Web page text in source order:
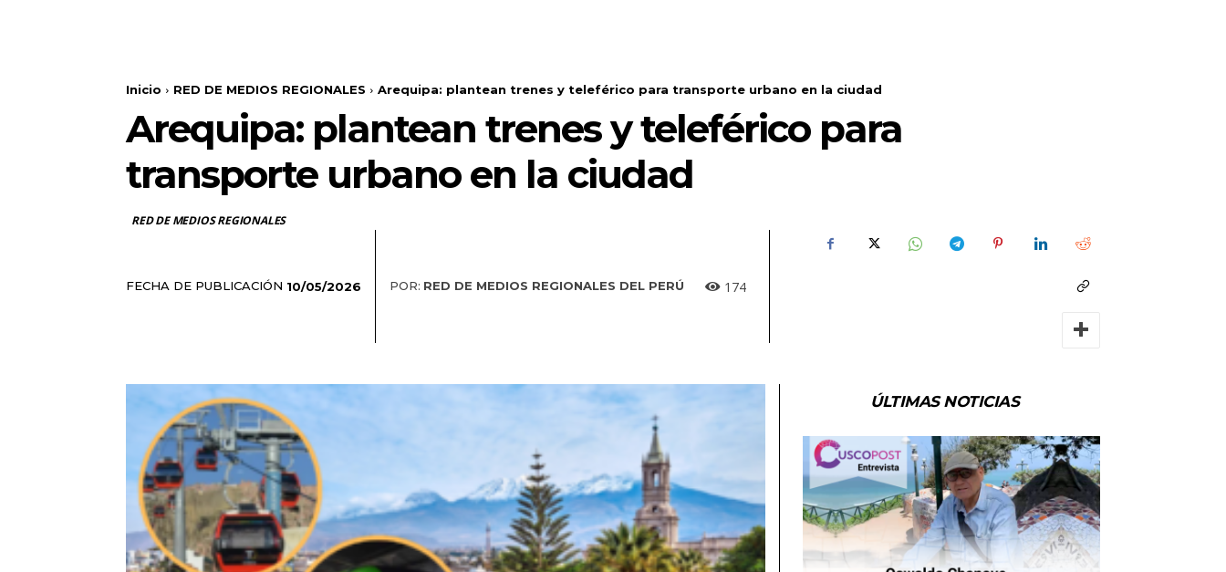
Inicio RED DE MEDIOS REGIONALES Arequipa: plantean trenes y teleférico para transporte urbano en la ciudad
Arequipa: plantean trenes y teleférico para
transporte urbano en la ciudad
RED DE MEDIOS REGIONALES
FECHA DE PUBLICACIÓN 10/05/2026 POR: RED DE MEDIOS REGIONALES DEL PERÚ 174
ÚLTIMAS NOTICIAS